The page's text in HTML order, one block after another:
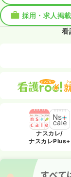
採用・求人掲
看
ナスカレ/
ナスカレPlus+